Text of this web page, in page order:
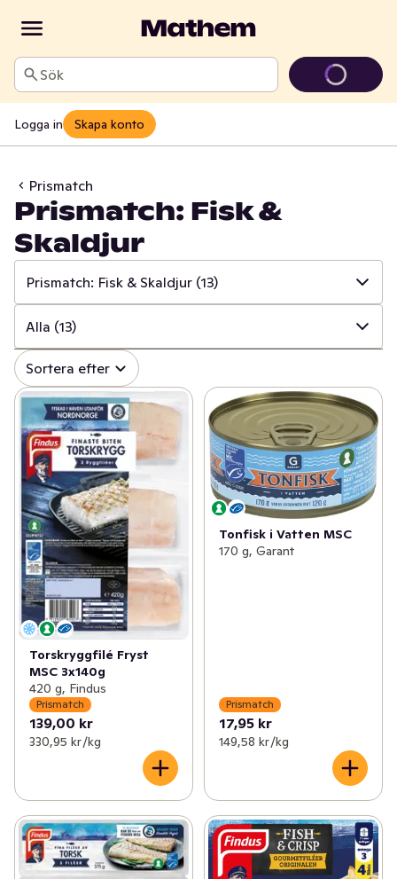
Sök
Logga in Skapa konto
Prismatch
Prismatch: Fisk &
Skaldjur
Prismatch: Fisk & Skaldjur (13)
✓ Alla (533)
✓ Prismatch: Frukt & Grönt
✓ Prismatch: Fisk & Skaldjur (13)
✓ Prismatch: Bröd & Bageri (29)
✓ Prismatch: Dryck
✓ Prismatch: Mejeri, Ost & Juice (107)
✓ Prismatch: Kött & Chark
✓ Prismatch: Skafferi (77)
✓ Prismatch: Barnmat, Blöjor & Barntillbehör
✓ Prismatch: Färdigmat & Mellanmål
✓ Prismatch: Hem & Hushåll
✓ Prismatch: Glass, Godis & Snacks (37)
Prismatch: Hälsa & Skönhet (64)
Alla (13)
✓ Alla (13)
✓ Prismatch: Fisk, Fiskpinnar & Nuggets (6)
✓ Prismatch: Kaviar & Konserver (4)
✓ Prismatch: Skaldjur
Sortera efter
Torskryggfilé Fryst
MSC 3x140g
420 g, Findus
Prismatch
139,00 kr
330,95 kr /kg
Tonfisk i Vatten MSC
170 g, Garant
Prismatch
17,95 kr
149,58 kr /kg